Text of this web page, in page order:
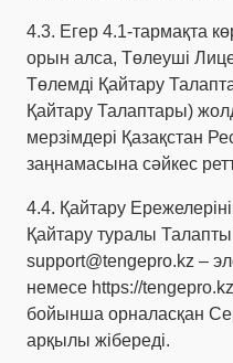
4.3. Егер 4.1-тармақта
орын алса, Төлеуші
Төлемді Қайтару
Қайтару Талаптары)
мерзімдері Қазақстан
заңнамасына сәйкес
4.4. Қайтару
Қайтару туралы
support@tengepro.kz –
немесе https://
бойынша орналасқан
арқылы жібереді.